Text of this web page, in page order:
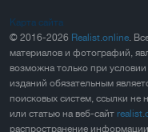
Карта сайта
© 2016-2026 Realist.online .
материалов и фотографий,
возможна только при
изданий обязательным
поисковых систем, ссылки не
или статью на веб-сайт
распространение